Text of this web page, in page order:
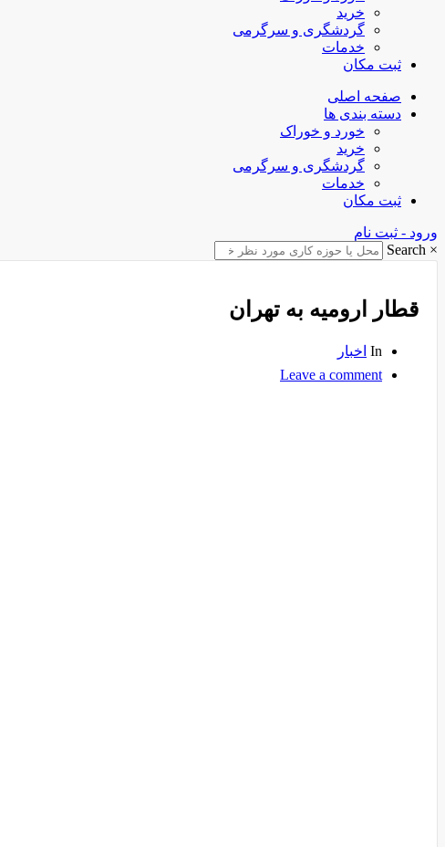
خرید
گردشگری و سرگرمی
خدمات
ثبت مکان
صفحه اصلی
دسته بندی ها
خورد و خوراک
خرید
گردشگری و سرگرمی
خدمات
ثبت مکان
ورود - ثبت نام
×
Search
قطار ارومیه به تهران
In اخبار
Leave a comment